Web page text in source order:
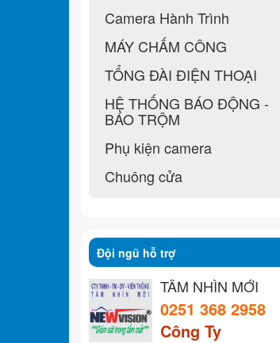
Camera Hành Trình
MÁY CHẤM CÔNG
TỔNG ĐÀI ĐIỆN THOẠI
HỆ THỐNG BÁO ĐỘNG -
BÁO TRỘM
Phụ kiện camera
Chuông cửa
Đội ngũ hỗ trợ
TẦM NHÌN MỚI
0251 368 2958
Công Ty